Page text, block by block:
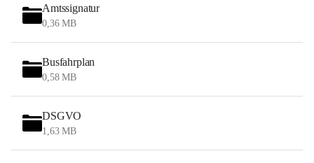
Stössing zählt noch zum Naherholungsraum Wien sowie
zum Naherholungsraum St. Pölten. Viele Bauernhöfe hatten
„ihre Wiener“. Seit 1960 bauten viele Wiener
Wochenendhäuser im Gemeindegebiet. Wegen des
waldreichen Jagdgebietes haben viele Jagdpächter ihre
Das Wandern ist aus touristischer Sicht die bedeutendste
Tätigkeit. Das hügelige Gebiet mit Wanderwegen durch
Wiesen, Wälder und Obstkulturen lädt dazu ein. Gefördert
Amtssignatur
0,36 MB
Busfahrplan
0,58 MB
DSGVO
1,63 MB